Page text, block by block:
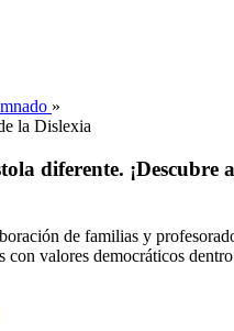
»
la Dislexia
diferente. ¡Descubre
de familias y
con valores democráticos